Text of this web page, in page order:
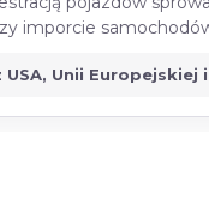
imporcie
Unii